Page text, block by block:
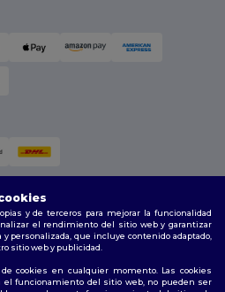
y de terceros para mejorar la funcionalidad
el rendimiento del sitio web y garantizar
personalizada, que incluye contenido adaptado,
sitio web y publicidad.
cookies en cualquier momento. Las cookies
el funcionamiento del sitio web, no pueden ser